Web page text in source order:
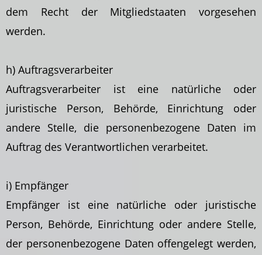
dem Recht der Mitgliedstaaten vorgesehen
werden.
h) Auftragsverarbeiter
Auftragsverarbeiter ist eine natürliche oder
juristische Person, Behörde, Einrichtung oder
andere Stelle, die personenbezogene Daten im
Auftrag des Verantwortlichen verarbeitet.
i) Empfänger
Empfänger ist eine natürliche oder juristische
Person, Behörde, Einrichtung oder andere Stelle,
der personenbezogene Daten offengelegt werden,